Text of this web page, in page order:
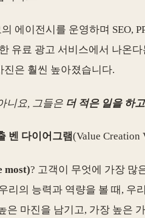
에이전시를 운영하며 SEO,
유료 광고 서비스에서 나온
은 훨씬 높아졌습니다.
니요, 그들은 더 적은 일을 하
벤 다이어그램(Value Creation
most)? 고객이 무엇에 가장 많
리의 능력과 역량을 볼 때, 우
은 마진을 남기고, 가장 높은